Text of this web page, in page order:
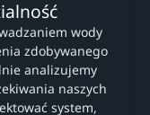
wody
zdobywanego
analizujemy
naszych
system,